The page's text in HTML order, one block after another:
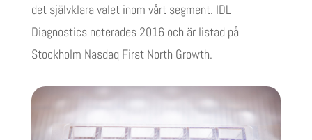
det självklara valet inom vårt segment. IDL
Diagnostics noterades 2016 och är listad på
Stockholm Nasdaq First North Growth.